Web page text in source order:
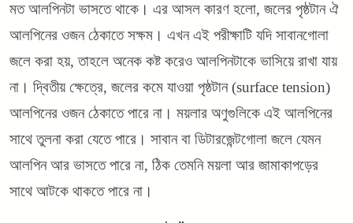
মত আলপিনটা ভাসতে থাকে। এর আসল কারণ হলো, জলের পৃষ্ঠটান ঐ
আলপিনের ওজন ঠেকাতে সক্ষম। এখন এই পরীক্ষাটি যদি সাবানগোলা
জলে করা হয়, তাহলে অনেক কষ্ট করেও আলপিনটাকে ভাসিয়ে রাখা যায়
না। দ্বিতীয় ক্ষেত্রে, জলের কমে যাওয়া পৃষ্ঠটান (surface tension)
আলপিনের ওজন ঠেকাতে পারে না। ময়লার অণুগুলিকে এই আলপিনের
সাথে তুলনা করা যেতে পারে। সাবান বা ডিটারজেন্টগোলা জলে যেমন
আলপিন আর ভাসতে পারে না, ঠিক তেমনি ময়লা আর জামাকাপড়ের
সাথে আটকে থাকতে পারে না।